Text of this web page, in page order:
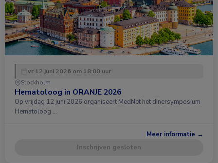
vr 12 juni 2026 om 18:00 uur
Stockholm
Hematoloog in ORANJE 2026
Op vrijdag 12 juni 2026 organiseert MedNet het dinersymposium
Hematoloog …
Meer informatie →
Inschrijven gesloten